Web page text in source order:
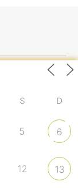
S D
5 6
12 13